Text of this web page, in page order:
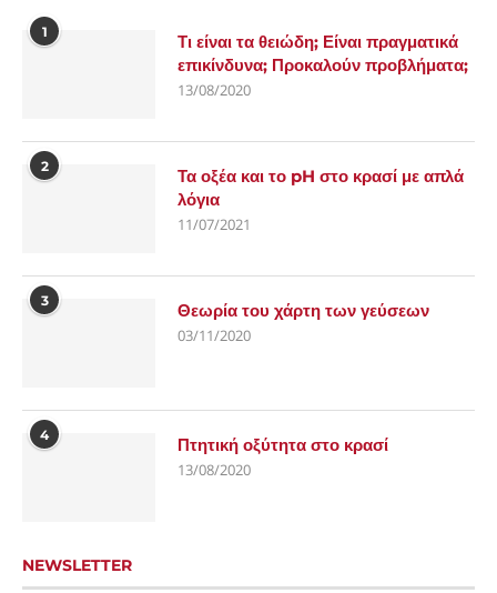
1
Τι είναι τα θειώδη; Είναι πραγματικά
επικίνδυνα; Προκαλούν προβλήματα;
13/08/2020
2
Τα οξέα και το pH στο κρασί με απλά
λόγια
11/07/2021
3 Θεωρία του χάρτη των γεύσεων
03/11/2020
4 Πτητική οξύτητα στο κρασί
13/08/2020
NEWSLETTER